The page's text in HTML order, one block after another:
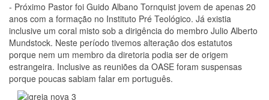
- Próximo Pastor foi Guido Albano Tornquist jovem de apenas 20
anos com a formação no Instituto Pré Teológico. Já existia
inclusive um coral misto sob a dirigência do membro Julio Alberto
Mundstock. Neste período tivemos alteração dos estatutos
porque nem um membro da diretoria podia ser de origem
estrangeira. Inclusive as reuniões da OASE foram suspensas
porque poucas sabiam falar em português.